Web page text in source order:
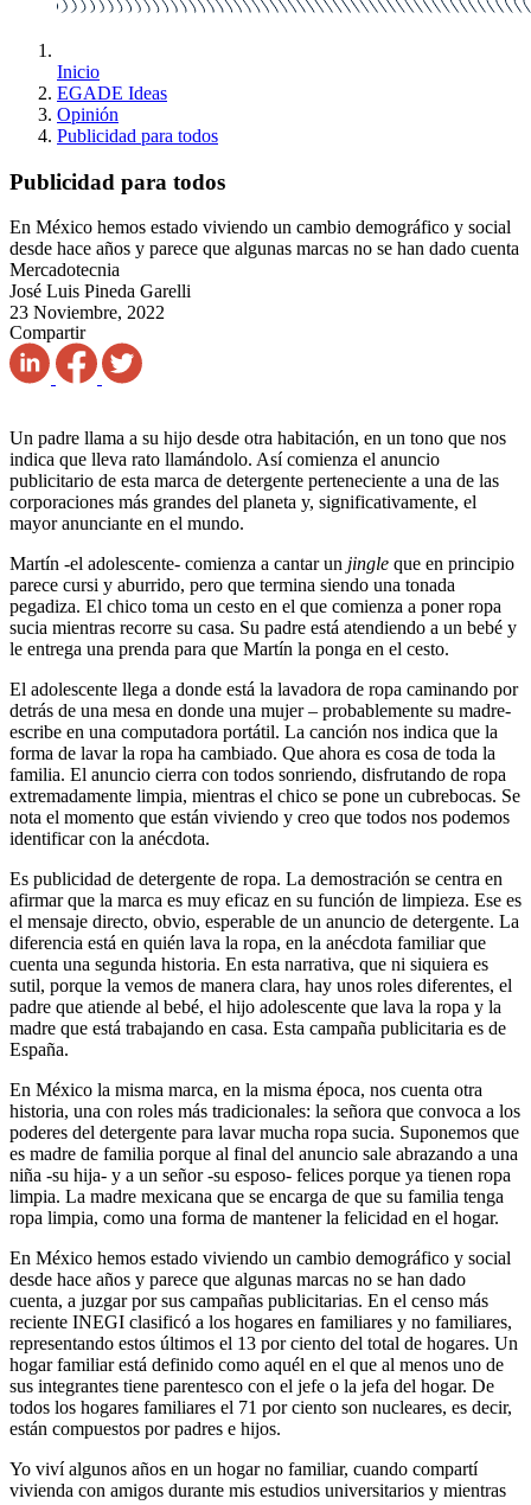
Inicio
EGADE Ideas
Opinión
Publicidad para todos
Publicidad para todos
En México hemos estado viviendo un cambio demográfico y social
desde hace años y parece que algunas marcas no se han dado cuenta
Mercadotecnia
José Luis Pineda Garelli
23 Noviembre, 2022
Compartir
Un padre llama a su hijo desde otra habitación, en un tono que nos
indica que lleva rato llamándolo. Así comienza el anuncio
publicitario de esta marca de detergente perteneciente a una de las
corporaciones más grandes del planeta y, significativamente, el
mayor anunciante en el mundo.
Martín -el adolescente- comienza a cantar un jingle que en principio
parece cursi y aburrido, pero que termina siendo una tonada
pegadiza. El chico toma un cesto en el que comienza a poner ropa
sucia mientras recorre su casa. Su padre está atendiendo a un bebé y
le entrega una prenda para que Martín la ponga en el cesto.
El adolescente llega a donde está la lavadora de ropa caminando por
detrás de una mesa en donde una mujer – probablemente su madre-
escribe en una computadora portátil. La canción nos indica que la
forma de lavar la ropa ha cambiado. Que ahora es cosa de toda la
familia. El anuncio cierra con todos sonriendo, disfrutando de ropa
extremadamente limpia, mientras el chico se pone un cubrebocas. Se
nota el momento que están viviendo y creo que todos nos podemos
identificar con la anécdota.
Es publicidad de detergente de ropa. La demostración se centra en
afirmar que la marca es muy eficaz en su función de limpieza. Ese es
el mensaje directo, obvio, esperable de un anuncio de detergente. La
diferencia está en quién lava la ropa, en la anécdota familiar que
cuenta una segunda historia. En esta narrativa, que ni siquiera es
sutil, porque la vemos de manera clara, hay unos roles diferentes, el
padre que atiende al bebé, el hijo adolescente que lava la ropa y la
madre que está trabajando en casa. Esta campaña publicitaria es de
España.
En México la misma marca, en la misma época, nos cuenta otra
historia, una con roles más tradicionales: la señora que convoca a los
poderes del detergente para lavar mucha ropa sucia. Suponemos que
es madre de familia porque al final del anuncio sale abrazando a una
niña -su hija- y a un señor -su esposo- felices porque ya tienen ropa
limpia. La madre mexicana que se encarga de que su familia tenga
ropa limpia, como una forma de mantener la felicidad en el hogar.
En México hemos estado viviendo un cambio demográfico y social
desde hace años y parece que algunas marcas no se han dado
cuenta, a juzgar por sus campañas publicitarias. En el censo más
reciente INEGI clasificó a los hogares en familiares y no familiares,
representando estos últimos el 13 por ciento del total de hogares. Un
hogar familiar está definido como aquél en el que al menos uno de
sus integrantes tiene parentesco con el jefe o la jefa del hogar. De
todos los hogares familiares el 71 por ciento son nucleares, es decir,
están compuestos por padres e hijos.
Yo viví algunos años en un hogar no familiar, cuando compartí
vivienda con amigos durante mis estudios universitarios y mientras